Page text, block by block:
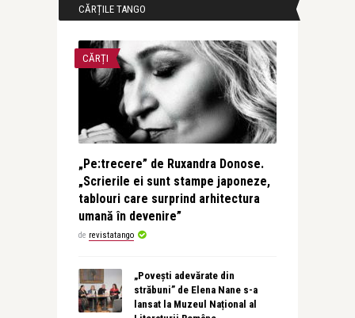
CĂRȚILE TANGO
CĂRȚI
„Pe:trecere” de Ruxandra Donose.
„Scrierile ei sunt stampe japoneze,
tablouri care surprind arhitectura
umană în devenire”
de revistatango
„Povești adevărate din
străbuni” de Elena Nane s-a
lansat la Muzeul Național al